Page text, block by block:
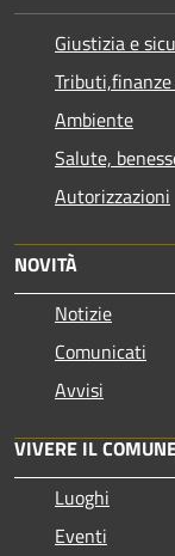
Giustizia e
Ambiente
Salute,
Autorizzazioni
NOVITÀ
Notizie
Comunicati
Avvisi
VIVERE IL
Luoghi
Eventi